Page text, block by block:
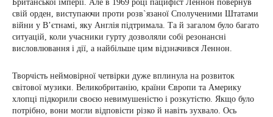
Британської імперії. Але в 1969 році пацифіст Леннон повернув
свій орден, виступаючи проти розв`язаної Сполученими Штатами
війни у В’єтнамі, яку Англія підтримала. Та й загалом було багато
ситуацій, коли учасники гурту дозволяли собі резонансні
висловлювання і дії, а найбільше цим відзначився Леннон.
Творчість неймовірної четвірки дуже вплинула на розвиток
світової музики. Великобританію, країни Європи та Америку
хлопці підкорили своєю невимушеністю і розкутістю. Якщо було
потрібно, вони могли відповісти різко й навіть зухвало. Ось